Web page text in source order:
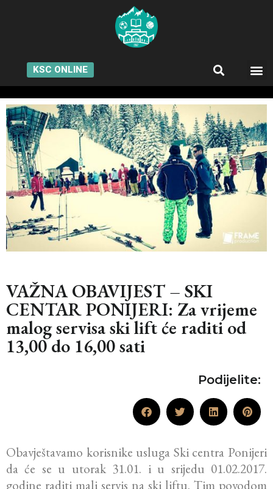
KSC ONLINE
VAŽNA OBAVIJEST – SKI
CENTAR PONIJERI: Za vrijeme
malog servisa ski lift će raditi od
13,00 do 16,00 sati
Podijelite:
Obavještavamo korisnike usluga Ski centra Ponijeri
da će se u utorak 31.01. i u srijedu 01.02.2017.
godine raditi mali servis na ski liftu. Tim povodom